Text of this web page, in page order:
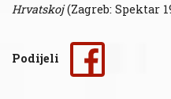
Hrvatskoj(Zagreb: Spektar
Podijeli